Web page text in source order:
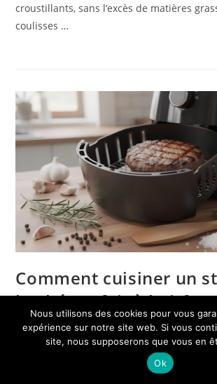
croustillants, sans l’excès de matières
coulisses …
Comment cuisiner un
haché parfait à
une cuisine maison
steak hachéauAirfryer
en offrant un compromis
🔥 TOP VENTE
Marc Binet Créer Et Développer Son
Nous utilisons des cookies pour vous
expérience sur notre site web. Si vous
site, nous supposerons que vous en
Ok